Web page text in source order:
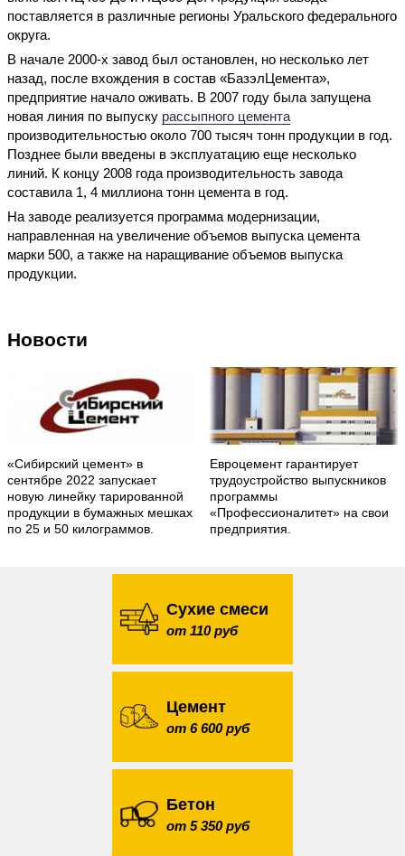
поставляется в различные регионы Уральского федерального
округа.
В начале 2000-х завод был остановлен, но несколько лет
назад, после вхождения в состав «БазэлЦемента»,
предприятие начало оживать. В 2007 году была запущена
новая линия по выпуску рассыпного цемента
производительностью около 700 тысяч тонн продукции в год.
Позднее были введены в эксплуатацию еще несколько
линий. К концу 2008 года производительность завода
составила 1, 4 миллиона тонн цемента в год.
На заводе реализуется программа модернизации,
направленная на увеличение объемов выпуска цемента
марки 500, а также на наращивание объемов выпуска
продукции.
Новости
«Сибирский цемент» в
сентябре 2022 запускает
новую линейку тарированной
продукции в бумажных мешках
по 25 и 50 килограммов.
Евроцемент гарантирует
трудоустройство выпускников
программы
«Профессионалитет» на свои
предприятия.
Сухие смеси
от 110 руб
Цемент
от 6 600 руб
Бетон
от 5 350 руб